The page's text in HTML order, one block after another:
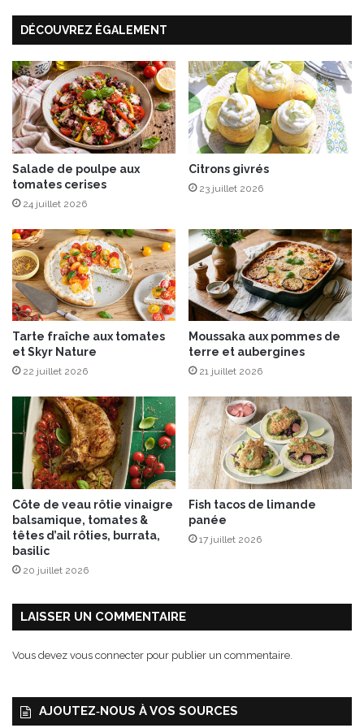
e
f
o
u
r
m
e
d
’
A
m
e
r
t
v
-
v
a
i
s
s
e
l
l
e
a
a
n
T
e
c
h
é
c
p
a
c
t
,
e
t
u
é
DÉCOUVREZ ÉGALEMENT
Salade de poulpe aux
tomates cerises
24 juillet 2026
Citrons givrés
23 juillet 2026
Tarte fraîche aux tomates
et Skyr Nature
22 juillet 2026
Moussaka aux pommes de
terre et aubergines
21 juillet 2026
Côte de veau rôtie vinaigre
balsamique, tomates &
têtes d’ail rôties, burrata,
basilic
20 juillet 2026
Fish tacos de limande
panée
17 juillet 2026
LAISSER UN COMMENTAIRE
Vous devez vous connecter pour publier un commentaire.
AJOUTEZ‑NOUS À VOS SOURCES